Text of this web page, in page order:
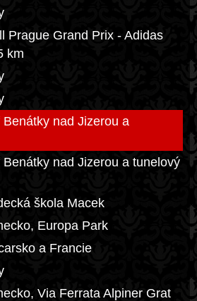
Prague Grand Prix - Adidas
km
nad Jizerou a
nad Jizerou a tunelový
škola Macek
Europa Park
a Francie
Via Ferrata Alpiner Grat